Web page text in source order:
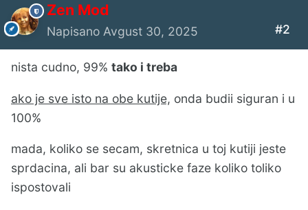
Zen Mod
Napisano Avgust 30, 2025 #2
nista cudno, 99% tako i treba
ako je sve isto na obe kutije, onda budii siguran i u
100%
mada, koliko se secam, skretnica u toj kutiji jeste
sprdacina, ali bar su akusticke faze koliko toliko
ispostovali